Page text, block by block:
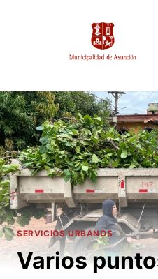
SERVICIOS URBANOS
Varios